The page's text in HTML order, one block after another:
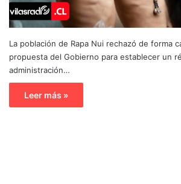
La población de Rapa Nui rechazó de forma
propuesta del Gobierno para establecer un
administración…
Leer más »